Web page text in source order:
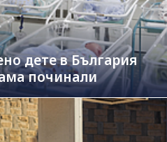
дете в България
починали